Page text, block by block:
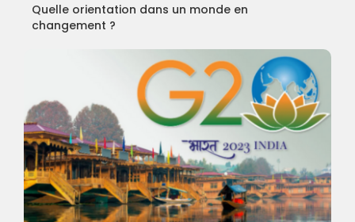
Quelle orientation dans un monde en
changement ?